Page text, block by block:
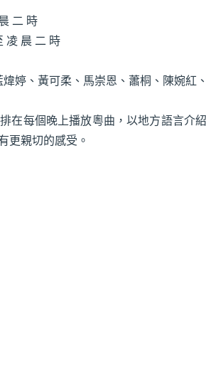
二 時
凌 晨 二 時
婷、黃可柔、馬崇恩、蕭桐、陳婉紅
在每個晚上播放粵曲，以地方語言介
更親切的感受。